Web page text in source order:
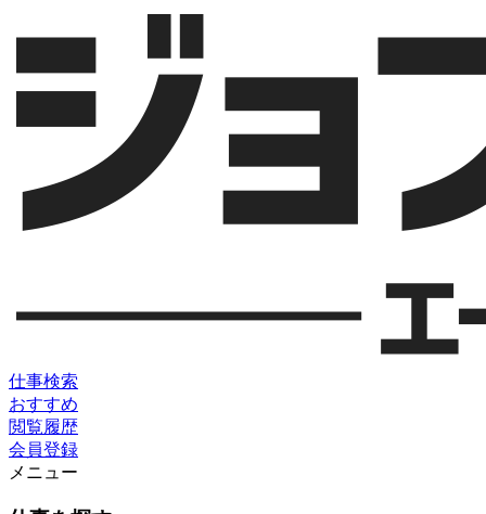
仕事検索
おすすめ
閲覧履歴
会員登録
メニュー